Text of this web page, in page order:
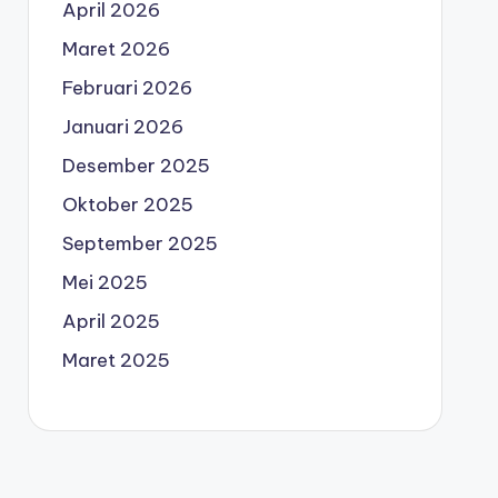
April 2026
Maret 2026
Februari 2026
Januari 2026
Desember 2025
Oktober 2025
September 2025
Mei 2025
April 2025
Maret 2025